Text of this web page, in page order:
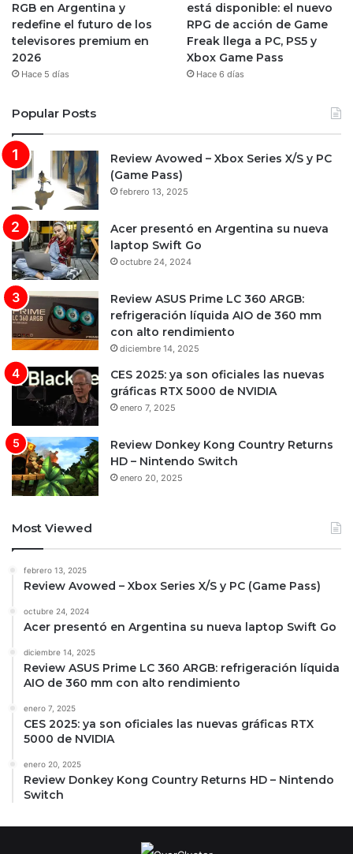
RGB en Argentina y
redefine el futuro de los
televisores premium en
2026
Hace 5 días
está disponible: el nuevo
RPG de acción de Game
Freak llega a PC, PS5 y
Xbox Game Pass
Hace 6 días
Popular Posts
Review Avowed – Xbox Series X/S y PC
(Game Pass)
febrero 13, 2025
Acer presentó en Argentina su nueva
laptop Swift Go
octubre 24, 2024
Review ASUS Prime LC 360 ARGB:
refrigeración líquida AIO de 360 mm
con alto rendimiento
diciembre 14, 2025
CES 2025: ya son oficiales las nuevas
gráficas RTX 5000 de NVIDIA
enero 7, 2025
Review Donkey Kong Country Returns
HD – Nintendo Switch
enero 20, 2025
Most Viewed
febrero 13, 2025
Review Avowed – Xbox Series X/S y PC (Game Pass)
octubre 24, 2024
Acer presentó en Argentina su nueva laptop Swift Go
diciembre 14, 2025
Review ASUS Prime LC 360 ARGB: refrigeración líquida
AIO de 360 mm con alto rendimiento
enero 7, 2025
CES 2025: ya son oficiales las nuevas gráficas RTX
5000 de NVIDIA
enero 20, 2025
Review Donkey Kong Country Returns HD – Nintendo
Switch